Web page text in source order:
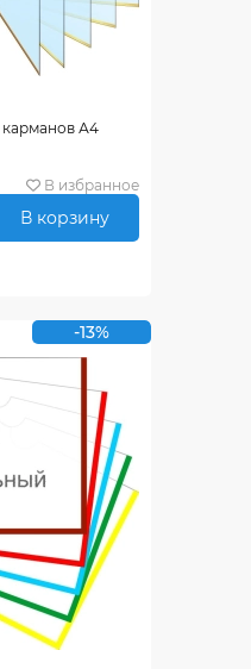
А4
В избранное
В корзину
-13%